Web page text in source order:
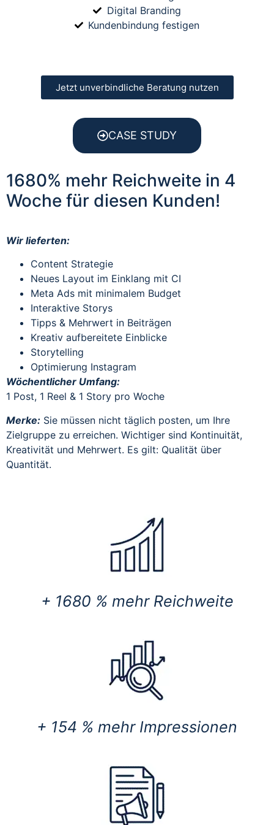
Digital Branding
Kundenbindung festigen
Jetzt unverbindliche Beratung nutzen
CASE STUDY
1680% mehr Reichweite in 4
Woche für diesen Kunden!
Wir lieferten:
Content Strategie
Neues Layout im Einklang mit CI
Meta Ads mit minimalem Budget
Interaktive Storys
Tipps & Mehrwert in Beiträgen
Kreativ aufbereitete Einblicke
Storytelling
Optimierung Instagram
Wöchentlicher Umfang:
1 Post, 1 Reel & 1 Story pro Woche
Merke: Sie müssen nicht täglich posten, um Ihre
Zielgruppe zu erreichen. Wichtiger sind Kontinuität,
Kreativität und Mehrwert. Es gilt: Qualität über
Quantität.
+ 1680 % mehr Reichweite
+ 154 % mehr Impressionen